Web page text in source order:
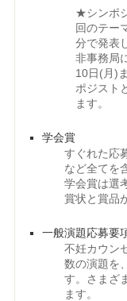
★シンポ
回のテー
分で発表
非事務局
10日(月)
ポジスト
ます。
学会賞
すぐれた応
など全てを
学会賞は選
賞状と賞品
一般演題応募要
不妊カウン
数の演題を
す。さまざ
ます。